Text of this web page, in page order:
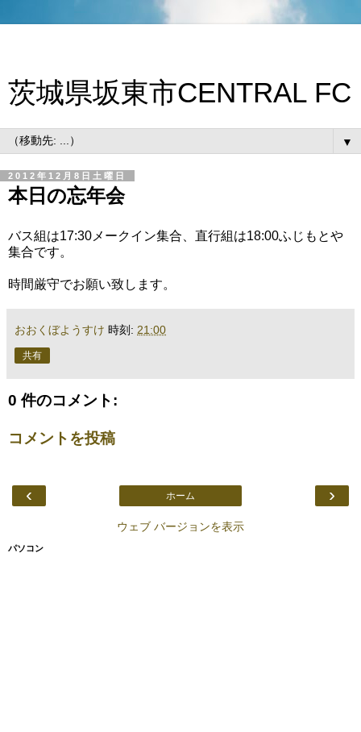
茨城県坂東市CENTRAL FC
▼
2012年12月8日土曜日
本日の忘年会
バス組は17:30メークイン集合、直行組は18:00ふじもとや
集合です。
時間厳守でお願い致します。
おおくぼようすけ 時刻: 21:00
共有
0 件のコメント:
コメントを投稿
‹ ›
ホーム
ウェブ バージョンを表示
パソコン